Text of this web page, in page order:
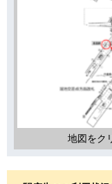
地図をク